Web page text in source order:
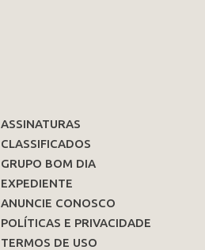
ASSINATURAS
CLASSIFICADOS
GRUPO BOM DIA
EXPEDIENTE
ANUNCIE CONOSCO
POLÍTICAS E PRIVACIDADE
TERMOS DE USO